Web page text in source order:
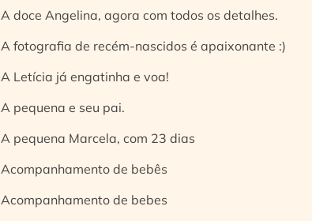
A doce Angelina, agora com todos os detalhes.
A fotografia de recém-nascidos é apaixonante :)
A Letícia já engatinha e voa!
A pequena e seu pai.
A pequena Marcela, com 23 dias
Acompanhamento de bebês
Acompanhamento de bebes